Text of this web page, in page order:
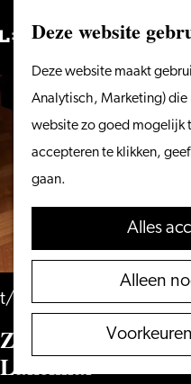
Deze website
Deze website maakt
Analytisch, Marketing)
website zo goed mogelijk
accepteren te klikken,
gaan.
Alles
Alleen
Ga
naar
homepage
t/m 30 augustus
Zomervakantie bij
Lakenhal